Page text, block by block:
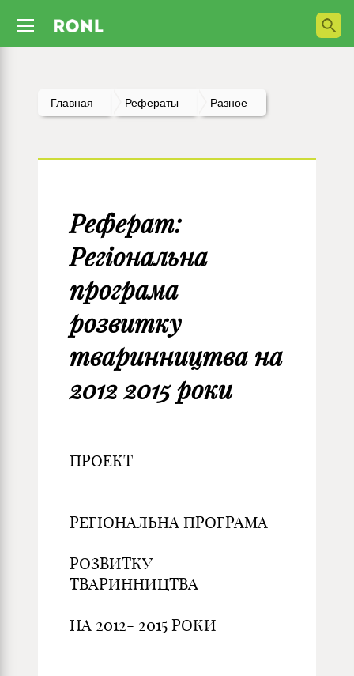
Главная Рефераты Разное
Реферат:
Регіональна
програма
розвитку
тваринництва на
2012 2015 роки
ПРОЕКТ
РЕГІОНАЛЬНА ПРОГРАМА
РОЗВИТКУ
ТВАРИННИЦТВА
НА 2012- 2015 РОКИ